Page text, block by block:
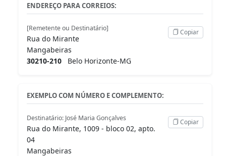
ENDEREÇO PARA CORREIOS:
[Remetente ou Destinatário]
Rua do Mirante
Mangabeiras
30210-210 Belo Horizonte-MG
Copiar
EXEMPLO COM NÚMERO E COMPLEMENTO:
Destinatário: José Maria Gonçalves
Rua do Mirante, 1009 - bloco 02, apto.
04
Mangabeiras
Copiar